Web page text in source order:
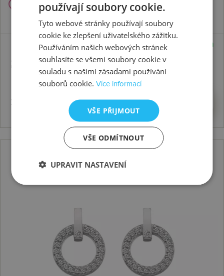
Skladem
Stříbrné náušnice Flora DE581
2937 Kč
používají soubory cookie.
Tyto webové stránky používají soubory
cookie ke zlepšení uživatelského zážitku.
Používáním našich webových stránek
souhlasíte se všemi soubory cookie v
souladu s našimi zásadami používání
souborů cookie.Více informací
VŠE PŘIJMOUT
VŠE ODMÍTNOUT
UPRAVIT NASTAVENÍ